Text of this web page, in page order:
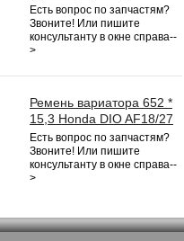
Есть вопрос по запчастям?
Звоните! Или пишите
консультанту в окне справа--
>
Ремень вариатора 652 *
15,3 Honda DIO AF18/27
Есть вопрос по запчастям?
Звоните! Или пишите
консультанту в окне справа--
>